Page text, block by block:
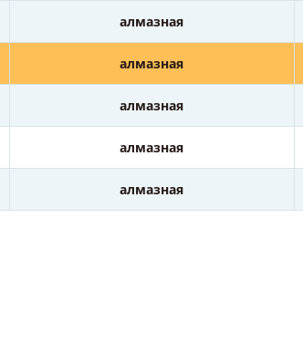
алмазная
алмазная
алмазная
алмазная
алмазная